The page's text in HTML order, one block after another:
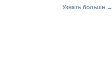
Узнать больше →